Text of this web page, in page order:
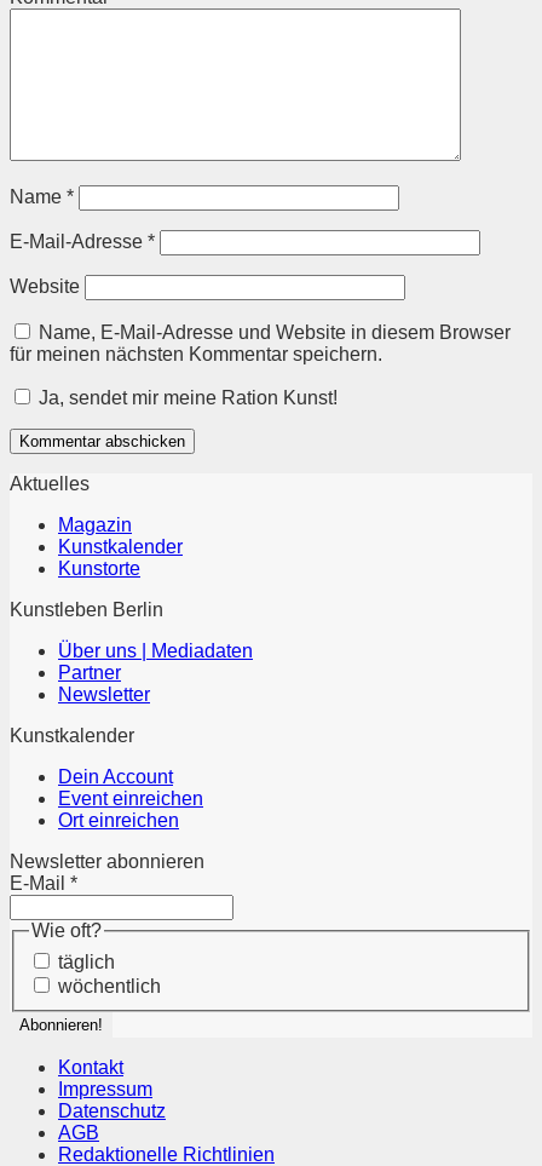
Name *
E-Mail-Adresse *
Website
Name, E-Mail-Adresse und Website in diesem Browser
für meinen nächsten Kommentar speichern.
Ja, sendet mir meine Ration Kunst!
Aktuelles
Magazin
Kunstkalender
Kunstorte
Kunstleben Berlin
Über uns | Mediadaten
Partner
Newsletter
Kunstkalender
Dein Account
Event einreichen
Ort einreichen
Newsletter abonnieren
E-Mail *
Wie oft?
täglich
wöchentlich
Kontakt
Impressum
Datenschutz
AGB
Redaktionelle Richtlinien